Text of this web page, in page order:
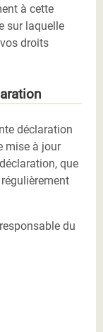
à cette
sur laquelle
droits
déclaration
mise à jour
que
du